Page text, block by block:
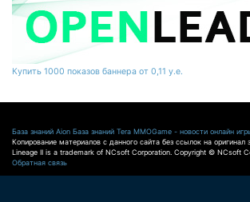
Купить 1000 показов баннера от 0,11 у.е.
База знаний Aion База знаний Tera MMOGame - новости онлайн
Копирование материалов с данного сайта без ссылок на оригинал
Lineage II is a trademark of NCsoft Corporation. Copyright © NCsoft
Обратная связь